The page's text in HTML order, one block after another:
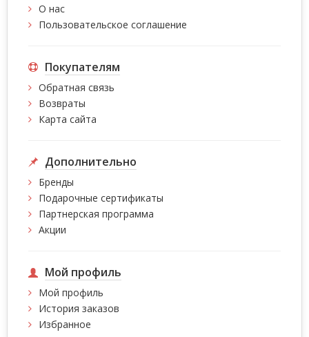
О нас
Пользовательское соглашение
Покупателям
Обратная связь
Возвраты
Карта сайта
Дополнительно
Бренды
Подарочные сертификаты
Партнерская программа
Акции
Мой профиль
Мой профиль
История заказов
Избранное